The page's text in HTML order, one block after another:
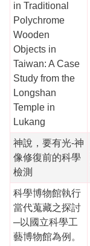
in Traditional
Polychrome
Wooden
Objects in
Taiwan: A Case
Study from the
Longshan
Temple in
Lukang
神說，要有光-神
像修復前的科學
檢測
科學博物館執行
當代蒐藏之探討
─以國立科學工
藝博物館為例。